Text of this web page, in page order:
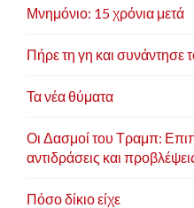
Μνημόνιο: 15 χρόνια μετά
Πήρε τη γη και συνάντησε
Τα νέα θύματα
Οι Δασμοί του Τραμπ:
αντιδράσεις και
Πόσο δίκιο είχε